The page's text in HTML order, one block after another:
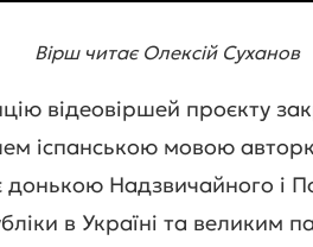
Вірш читає Олексій Суханов
відеовіршей проєкту
іспанською мовою
Надзвичайного і
в Україні та великим